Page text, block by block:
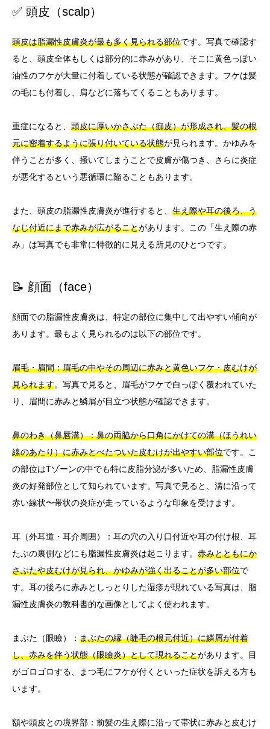
✅ 頭皮（scalp）
頭皮は脂漏性皮膚炎が最も多く見られる部位です。写真で確認す
ると、頭皮全体もしくは部分的に赤みがあり、そこに黄色っぽい
油性のフケが大量に付着している状態が確認できます。フケは髪
の毛にも付着し、肩などに落ちてくることもあります。
重症になると、 頭皮に厚いかさぶた（痂皮）が形成され、髪の根
元に密着するように張り付いている状態が見られます。かゆみを
伴うことが多く、掻いてしまうことで皮膚が傷つき、さらに炎症
が悪化するという悪循環に陥ることもあります。
また、頭皮の脂漏性皮膚炎が進行すると、 生え際や耳の後ろ、う
なじ付近にまで赤みが広がることがあります。この「生え際の赤
み」は写真でも非常に特徴的に見える所見のひとつです。
📝 顔面（face）
顔面での脂漏性皮膚炎は、特定の部位に集中して出やすい傾向が
あります。最もよく見られるのは以下の部位です。
眉毛・眉間：眉毛の中やその周辺に赤みと黄色いフケ・皮むけが
見られます。写真で見ると、眉毛がフケで白っぽく覆われていた
り、眉間に赤みと鱗屑が目立つ状態が確認できます。
鼻のわき（鼻唇溝）：鼻の両脇から口角にかけての溝（ほうれい
線のあたり）に赤みとべたついた皮むけが出やすい部位です。こ
の部位はTゾーンの中でも特に皮脂分泌が多いため、脂漏性皮膚
炎の好発部位として知られています。写真で見ると、溝に沿って
赤い線状〜帯状の炎症が走っているような印象を受けます。
耳（外耳道・耳介周囲）：耳の穴の入り口付近や耳の付け根、耳
たぶの裏側などにも脂漏性皮膚炎は起こります。 赤みとともにか
さぶたや皮むけが見られ、かゆみが強く出ることが多い部位で
す。耳の後ろに赤みとしっとりした湿疹が現れている写真は、脂
漏性皮膚炎の教科書的な画像としてよく使われます。
まぶた（眼瞼）： まぶたの縁（睫毛の根元付近）に鱗屑が付着
し、赤みを伴う状態（眼瞼炎）として現れることがあります。目
がゴロゴロする、まつ毛にフケが付くといった症状を訴える方も
います。
額や頭皮との境界部：前髪の生え際に沿って帯状に赤みと皮むけ